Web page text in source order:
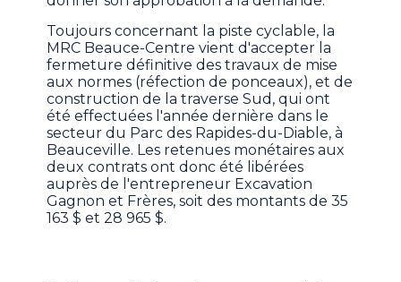
Toujours concernant la piste cyclable, la
MRC Beauce-Centre vient d'accepter la
fermeture définitive des travaux de mise
aux normes (réfection de ponceaux), et de
construction de la traverse Sud, qui ont
été effectuées l'année dernière dans le
secteur du Parc des Rapides-du-Diable, à
Beauceville. Les retenues monétaires aux
deux contrats ont donc été libérées
auprès de l'entrepreneur Excavation
Gagnon et Frères, soit des montants de 35
163 $ et 28 965 $.